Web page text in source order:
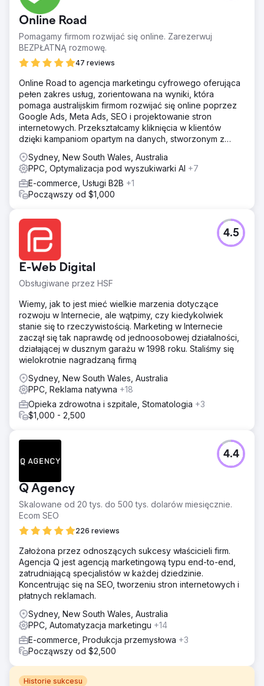
Online Road
Pomagamy firmom rozwijać się online. Zarezerwuj
BEZPŁATNĄ rozmowę.
47 reviews
Online Road to agencja marketingu cyfrowego oferująca
pełen zakres usług, zorientowana na wyniki, która
pomaga australijskim firmom rozwijać się online poprzez
Google Ads, Meta Ads, SEO i projektowanie stron
internetowych. Przekształcamy kliknięcia w klientów
dzięki kampaniom opartym na danych, stworzonym z
Sydney, New South Wales, Australia
PPC, Optymalizacja pod wyszukiwarki AI +7
E-commerce, Usługi B2B +1
Począwszy od $1,000
E-Web Digital
Obsługiwane przez HSF
4.5
Wiemy, jak to jest mieć wielkie marzenia dotyczące
rozwoju w Internecie, ale wątpimy, czy kiedykolwiek
stanie się to rzeczywistością. Marketing w Internecie
zaczął się tak naprawdę od jednoosobowej działalności,
działającej w dusznym garażu w 1998 roku. Staliśmy się
wielokrotnie nagradzaną firmą
Sydney, New South Wales, Australia
PPC, Reklama natywna +18
Opieka zdrowotna i szpitale, Stomatologia +3
$1,000 - 2,500
Q Agency
Skalowane od 20 tys. do 500 tys. dolarów miesięcznie.
Ecom SEO
226 reviews
4.4
Założona przez odnoszących sukcesy właścicieli firm.
Agencja Q jest agencją marketingową typu end-to-end,
zatrudniającą specjalistów w każdej dziedzinie.
Koncentrując się na SEO, tworzeniu stron internetowych i
płatnych reklamach.
Sydney, New South Wales, Australia
PPC, Automatyzacja marketingu +14
E-commerce, Produkcja przemysłowa +3
Począwszy od $2,500
Historie sukcesu